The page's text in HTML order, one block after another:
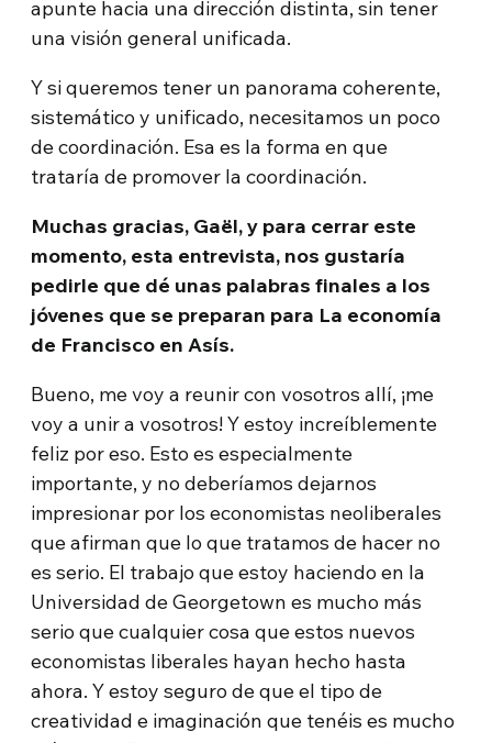
apunte hacia una dirección distinta, sin tener
una visión general unificada.
Y si queremos tener un panorama coherente,
sistemático y unificado, necesitamos un poco
de coordinación. Esa es la forma en que
trataría de promover la coordinación.
Muchas gracias, Gaël, y para cerrar este
momento, esta entrevista, nos gustaría
pedirle que dé unas palabras finales a los
jóvenes que se preparan para La economía
de Francisco en Asís.
Bueno, me voy a reunir con vosotros allí, ¡me
voy a unir a vosotros! Y estoy increíblemente
feliz por eso. Esto es especialmente
importante, y no deberíamos dejarnos
impresionar por los economistas neoliberales
que afirman que lo que tratamos de hacer no
es serio. El trabajo que estoy haciendo en la
Universidad de Georgetown es mucho más
serio que cualquier cosa que estos nuevos
economistas liberales hayan hecho hasta
ahora. Y estoy seguro de que el tipo de
creatividad e imaginación que tenéis es mucho